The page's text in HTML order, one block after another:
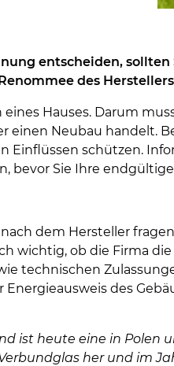
entscheiden,
des
Hauses. Darum
einen Neubau handelt.
Einflüssen schützen.
bevor Sie Ihre
dem Hersteller
wichtig, ob die Firma
technischen
des
ist heute eine in
her und im